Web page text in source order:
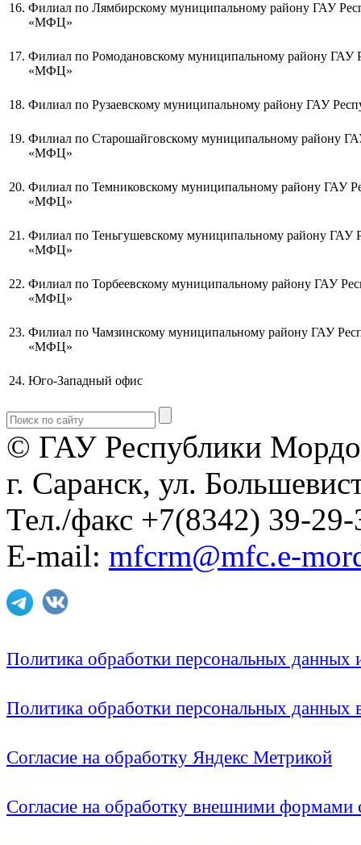
16. Филиал по Лямбирскому муниципальному району ГАУ
«МФЦ»
17. Филиал по Ромодановскому муниципальному району ГАУ
«МФЦ»
18. Филиал по Рузаевскому муниципальному району ГАУ
19. Филиал по Старошайговскому муниципальному району
«МФЦ»
20. Филиал по Темниковскому муниципальному району ГАУ
«МФЦ»
21. Филиал по Теньгушевскому муниципальному району ГАУ
«МФЦ»
22. Филиал по Торбеевскому муниципальному району ГАУ
«МФЦ»
23. Филиал по Чамзинскому муниципальному району ГАУ
«МФЦ»
24. Юго-Западный офис
© ГАУ Республики
г. Саранск, ул.
Тел./факс +7(8342) 39-29-
E-mail: mfcrm@mfc.e-
Политика обработки персональных
Политика обработки персональных
Согласие на обработку Яндекс Метрикой
Согласие на обработку внешними формами